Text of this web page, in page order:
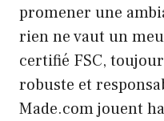
promener une
rien ne vaut un
certifié FSC,
robuste et
Made.com jouent